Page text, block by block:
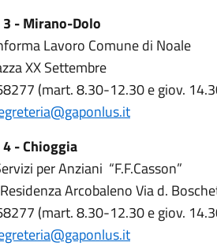
- Mirano-Dolo
Lavoro Comune di Noale
XX Settembre
(mart. 8.30-12.30 e giov.
- Chioggia
per Anziani “F.F.Casson”
Residenza Arcobaleno Via d.
(mart. 8.30-12.30 e giov.